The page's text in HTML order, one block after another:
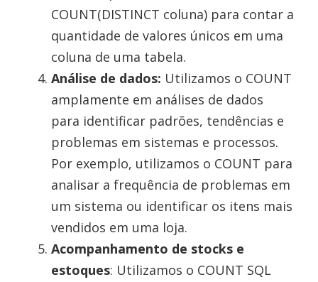
COUNT(DISTINCT coluna) para contar a
quantidade de valores únicos em uma
coluna de uma tabela.
Análise de dados: Utilizamos o COUNT
amplamente em análises de dados
para identificar padrões, tendências e
problemas em sistemas e processos.
Por exemplo, utilizamos o COUNT para
analisar a frequência de problemas em
um sistema ou identificar os itens mais
vendidos em uma loja.
Acompanhamento de stocks e
estoques: Utilizamos o COUNT SQL